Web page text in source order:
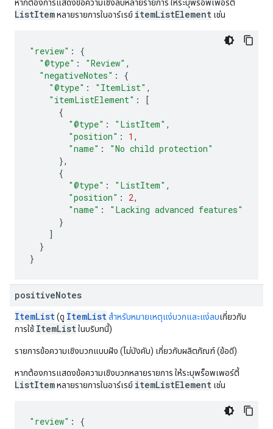
หากต้องการแสดงข้อความเชิงลบหลายรายการ ให้ระบุพร็อพเพอร์ตี้
ListItemหลายรายการในอาร์เรย์ itemListElement เช่น
"review" :
{
"@type" : "Review" ,
"negativeNotes" :
{
"@type" : "ItemList" ,
"itemListElement" :
[
{
"@type" : "ListItem" ,
"position" : 1 ,
"name" :
"No child protection"
},
{
"@type" : "ListItem" ,
"position" : 2,
"name" :
"Lacking advanced features"
}
]
}
}
positiveNotes
ItemList(ดู ItemListสําหรับหมายเหตุแง่บวกและแง่ลบเกี่ยวกับ
การใช้ ItemListในบริบทนี้)
รายการข้อความเชิงบวกแบบฝัง (ไม่บังคับ) เกี่ยวกับผลิตภัณฑ์ (ข้อดี)
หากต้องการแสดงข้อความเชิงบวกหลายรายการ ให้ระบุพร็อพเพอร์ตี้
ListItemหลายรายการในอาร์เรย์ itemListElement เช่น
"review" :
{